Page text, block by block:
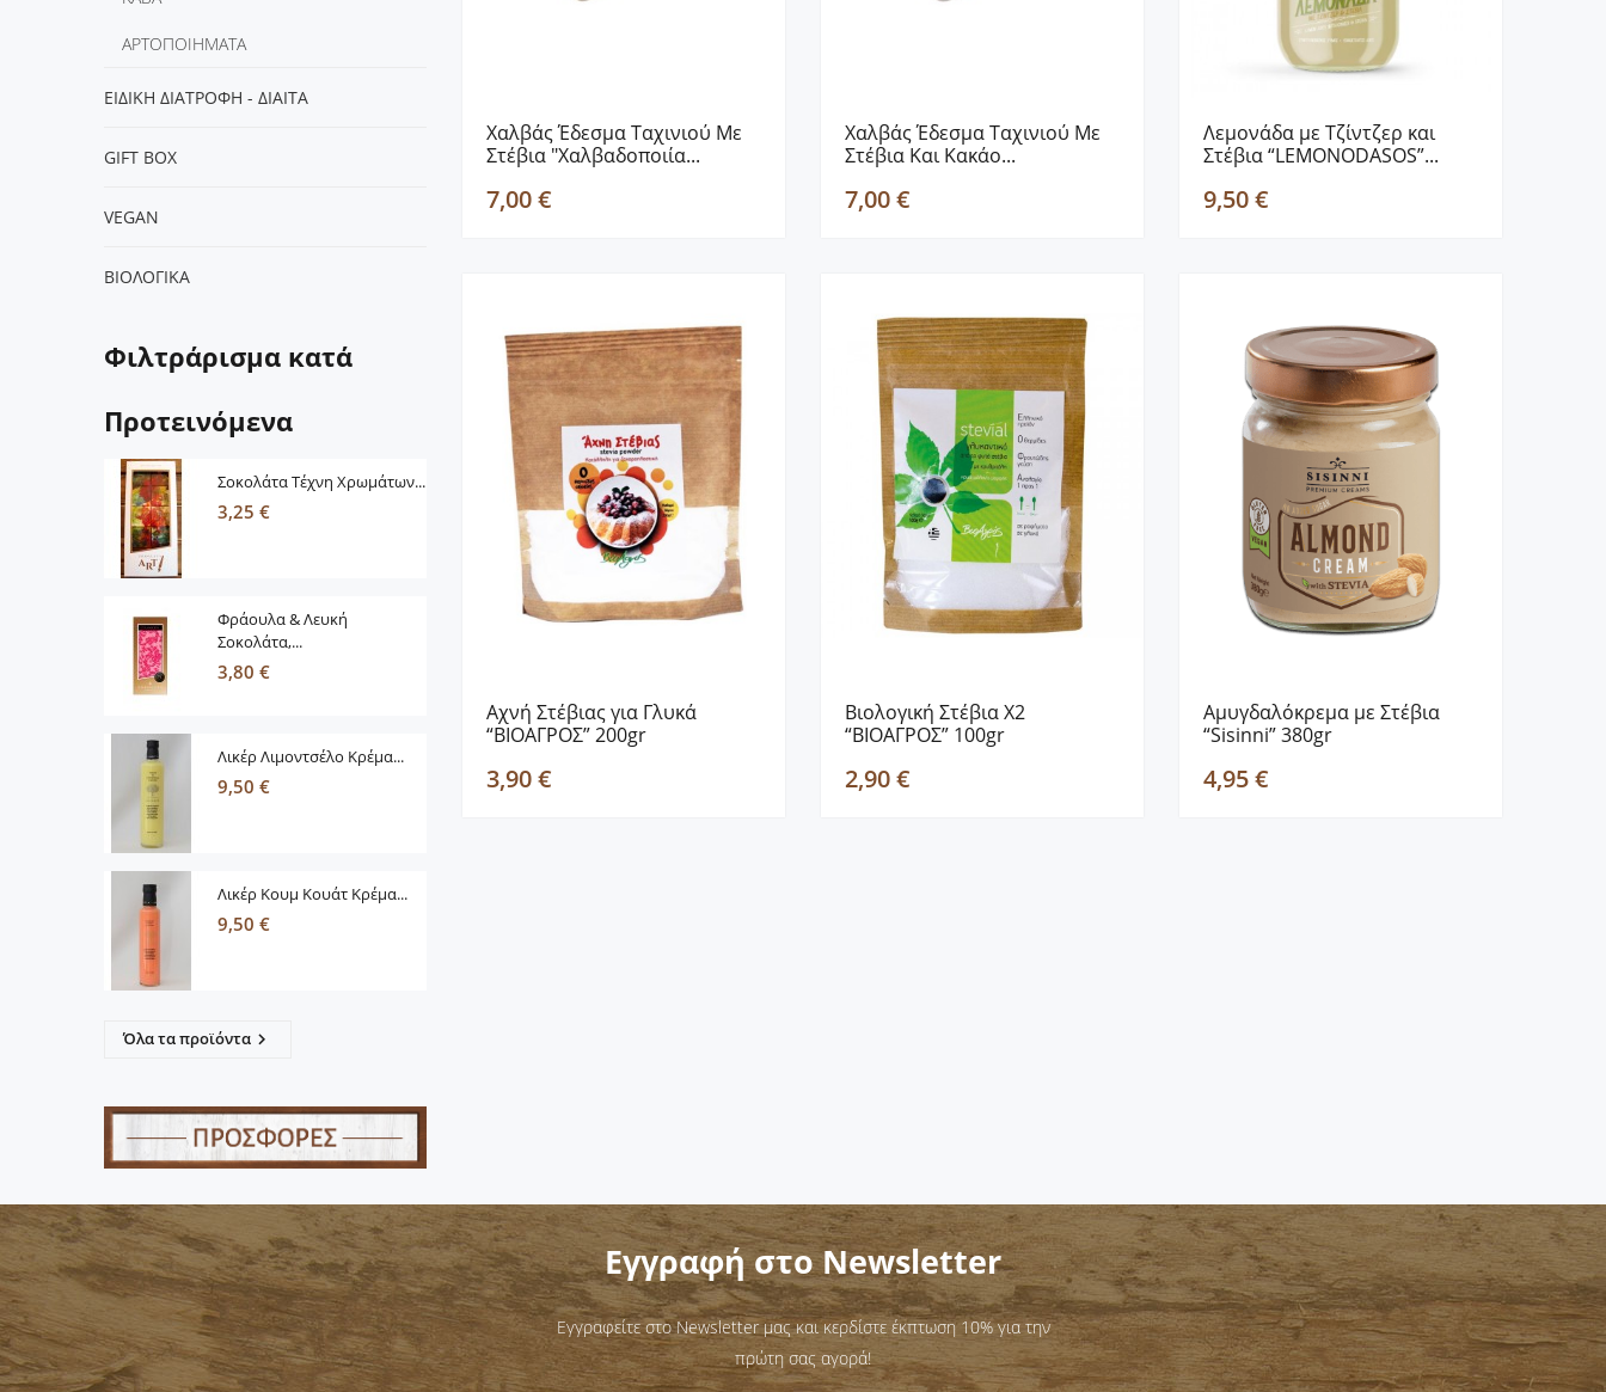
ΑΡΤΟΠΟΙΗΜΑΤΑ
ΕΙΔΙΚΗ ΔΙΑΤΡΟΦΗ - ΔΙΑΙΤΑ
GIFT BOX
VEGΑΝ
ΒΙΟΛΟΓΙΚΑ
Φιλτράρισμα κατά
Προτεινόμενα
Σοκολάτα Τέχνη Χρωμάτων...
3,25 €
Φράουλα & Λευκή
Σοκολάτα,...
3,80 €
Λικέρ Λιμοντσέλο Κρέμα...
9,50 €
Λικέρ Κουμ Κουάτ Κρέμα...
9,50 €
Όλα τα προϊόντα keyboard_arrow_right
Χαλβάς Έδεσμα Ταχινιού Με
Στέβια "Χαλβαδοποιία...
7,00 €
Χαλβάς Έδεσμα Ταχινιού Με
Στέβια Και Κακάο...
7,00 €
Λεμονάδα με Τζίντζερ και
Στέβια “LEMONODASOS”...
9,50 €
Αχνή Στέβιας για Γλυκά
“ΒΙΟΑΓΡΟΣ” 200gr
3,90 €
Βιολογική Στέβια Χ2
“ΒΙΟΑΓΡΟΣ” 100gr
2,90 €
Αμυγδαλόκρεμα με Στέβια
“Sisinni” 380gr
4,95 €
Εγγραφή στο Newsletter
Εγγραφείτε στο Newsletter μας και κερδίστε έκπτωση 10% για την
πρώτη σας αγορά!